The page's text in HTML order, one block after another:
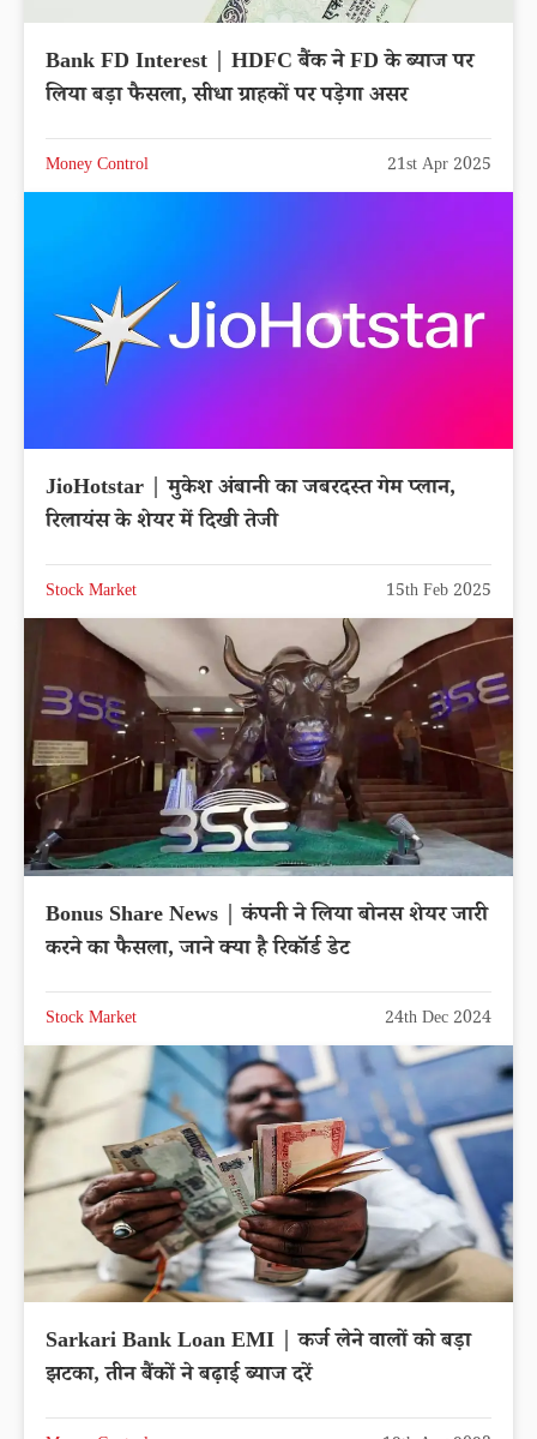
Bank FD Interest | HDFC बैंक ने FD के ब्याज पर
लिया बड़ा फैसला, सीधा ग्राहकों पर पड़ेगा असर
Money Control 21st Apr 2025
JioHotstar | मुकेश अंबानी का जबरदस्त गेम प्लान,
रिलायंस के शेयर में दिखी तेजी
Stock Market 15th Feb 2025
Bonus Share News | कंपनी ने लिया बोनस शेयर जारी
करने का फैसला, जाने क्या है रिकॉर्ड डेट
Stock Market 24th Dec 2024
Sarkari Bank Loan EMI | कर्ज लेने वालों को बड़ा
झटका, तीन बैंकों ने बढ़ाई ब्याज दरें